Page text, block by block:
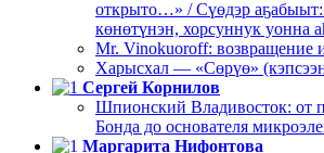
открыто…» / Сүөдэр
көнөтүнэн, хорсуннук уонна
Mr. Vinokuoroff: возвращение
Харысхал — «Сөрүө»
Сергей Корнилов
Шпионский Владивосток: от
Бонда до основателя
Маргарита Нифонтова